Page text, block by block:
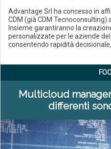
Advantage Srl ha concesso in
CDM (già CDM Tecnoconsulting)
Insieme garantiranno la
personalizzate per le aziende
consentendo rapidità
Multicloud
differenti